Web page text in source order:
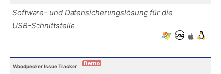
Software- und Datensicherungslösung für die
USB-Schnittstelle
Woodpecker Issue Tracker